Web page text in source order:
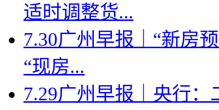
适时调整货...
7.30广州早报｜“新房
“现房...
7.29广州早报｜央行